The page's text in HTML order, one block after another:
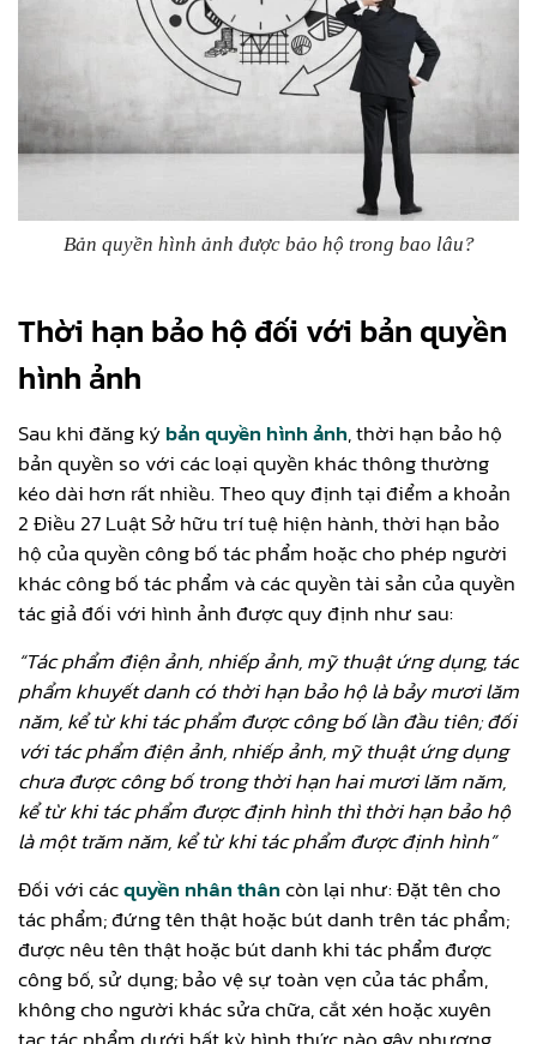
Bản quyền hình ảnh được bảo hộ trong bao lâu?
Thời hạn bảo hộ đối với bản quyền
hình ảnh
Sau khi đăng kýbản quyền hình ảnh, thời hạn bảo hộ
bản quyền so với các loại quyền khác thông thường
kéo dài hơn rất nhiều. Theo quy định tại điểm a khoản
2 Điều 27 Luật Sở hữu trí tuệ hiện hành, thời hạn bảo
hộ của quyền công bố tác phẩm hoặc cho phép người
khác công bố tác phẩm và các quyền tài sản của quyền
tác giả đối với hình ảnh được quy định như sau:
“Tác phẩm điện ảnh, nhiếp ảnh, mỹ thuật ứng dụng, tác
phẩm khuyết danh có thời hạn bảo hộ là bảy mươi lăm
năm, kể từ khi tác phẩm được công bố lần đầu tiên; đối
với tác phẩm điện ảnh, nhiếp ảnh, mỹ thuật ứng dụng
chưa được công bố trong thời hạn hai mươi lăm năm,
kể từ khi tác phẩm được định hình thì thời hạn bảo hộ
là một trăm năm, kể từ khi tác phẩm được định hình”
Đối với cácquyền nhân thâncòn lại như: Đặt tên cho
tác phẩm; đứng tên thật hoặc bút danh trên tác phẩm;
được nêu tên thật hoặc bút danh khi tác phẩm được
công bố, sử dụng; bảo vệ sự toàn vẹn của tác phẩm,
không cho người khác sửa chữa, cắt xén hoặc xuyên